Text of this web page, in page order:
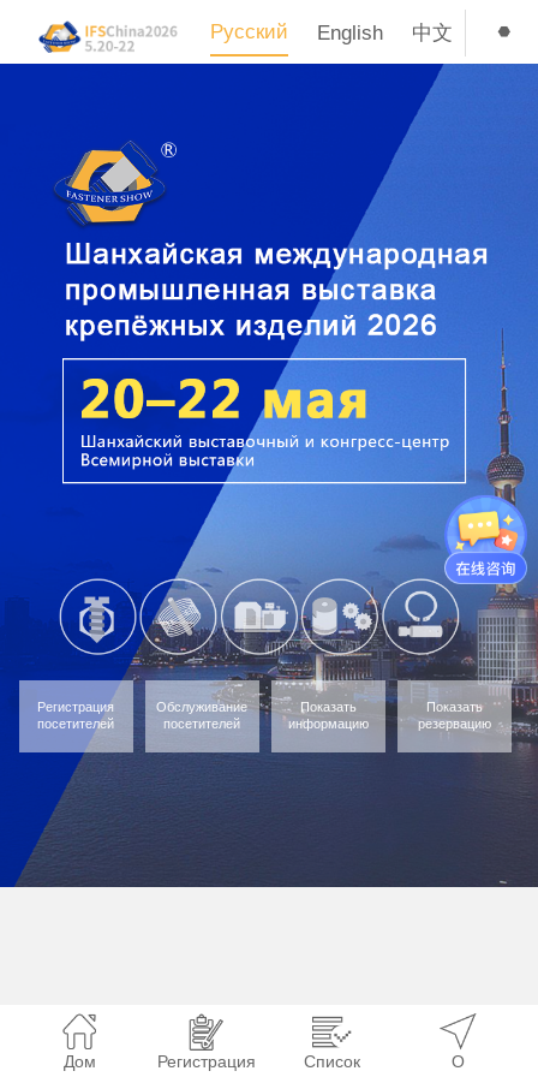
Русский English 中文
Регистрация
посетителей
Обслуживание
посетителей
Показать
информацию
Показать
резервацию
Дом Регистрация
Список
О